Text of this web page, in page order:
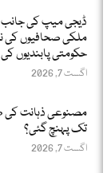
ڈیجی میپ کی
ملکی صحافیوں کی
حکومتی پابندیوں
اگست 7, 2026
مصنوعی ذہانت کی
تک پہنچ گئی؟
اگست 7, 2026